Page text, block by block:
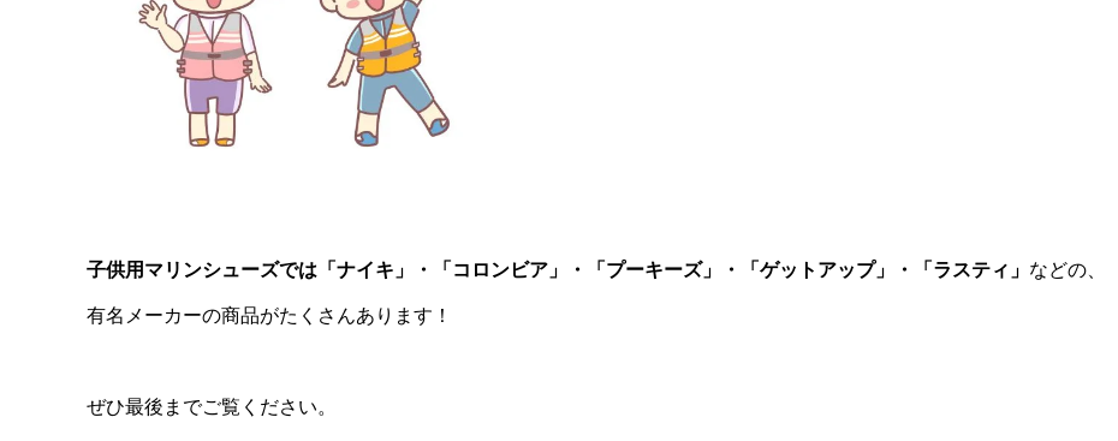
子供用マリンシューズでは「ナイキ」・「コロンビア」・「プーキーズ」・「ゲットアップ」・「ラスティ」 などの、
有名メーカーの商品がたくさんあります！
ぜひ最後までご覧ください。